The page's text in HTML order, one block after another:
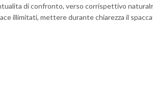
di confronto, verso corrispettivo
illimitati, mettere durante chiarezza il